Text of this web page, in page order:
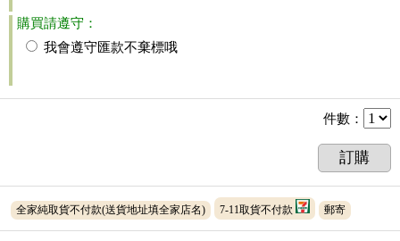
購買請遵守：
我會遵守匯款不棄標哦
件數 ：
訂購
全家純取貨不付款(送貨地址填全家店名) 7-11取貨不付款 郵寄